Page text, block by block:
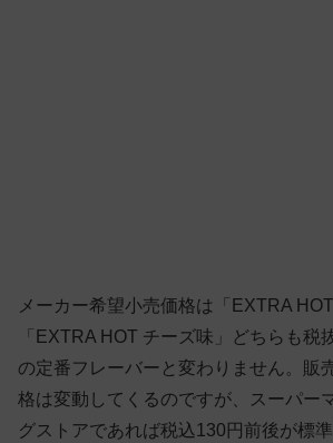
メーカー希望小売価格は「EXTRA HOT
「EXTRA HOT チーズ味」どちらも税
の定番フレーバーと変わりません。販
格は変動してくるのですが、スーパー
グストアであれば税込130円前後が標